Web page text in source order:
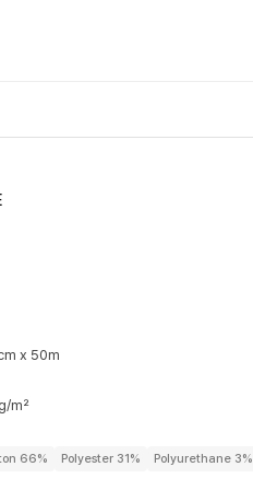
x 50m
m²
66% Polyester 31% Polyurethane 3%